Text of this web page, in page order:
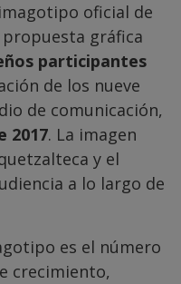
oficial de
gráfica
participantes
de los nueve
de comunicación,
2017. La imagen
y el
a lo largo de
es el número
crecimiento,